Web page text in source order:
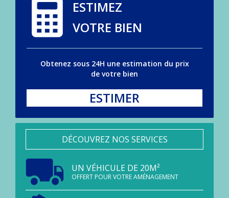
ESTIMEZ
VOTRE BIEN
Obtenez sous 24H une estimation du prix
de votre bien
ESTIMER
DÉCOUVREZ NOS SERVICES
UN VÉHICULE DE 20M²
OFFERT POUR VOTRE AMÉNAGEMENT